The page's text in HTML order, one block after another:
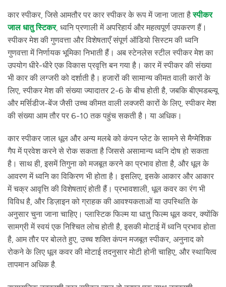
कार स्पीकर, जिसे आमतौर पर कार स्पीकर के रूप में जाना जाता हैस्पीकर
जाल धातु स्टिकर, ध्वनि प्रणाली में अपरिहार्य और महत्वपूर्ण उपकरण हैं।
स्पीकर मेश की गुणवत्ता और विशेषताएँ संपूर्ण ऑडियो सिस्टम की ध्वनि
गुणवत्ता में निर्णायक भूमिका निभाती हैं। अब स्टेनलेस स्टील स्पीकर मेश का
उपयोग धीरे-धीरे एक विकास प्रवृत्ति बन गया है। कार में स्पीकर की संख्या
भी कार की लग्जरी को दर्शाती है। हजारों की सामान्य कीमत वाली कारों के
लिए, स्पीकर मेश की संख्या ज्यादातर 2-6 के बीच होती है, जबकि बीएमडब्ल्यू
और मर्सिडीज-बेंज जैसी उच्च कीमत वाली लक्जरी कारों के लिए, स्पीकर मेश
की संख्या आम तौर पर 6-10 तक पहुंच सकती है। या अधिक।
कार स्पीकर जाल धूल और अन्य मलबे को कंपन प्लेट के सामने से मैग्मेशिक
गैप में प्रवेश करने से रोक सकता है जिससे असामान्य ध्वनि दोष हो सकता
है। साथ ही, इसमें तिगुना को मजबूत करने का प्रभाव होता है, और धूल के
आवरण में ध्वनि का विकिरण भी होता है। इसलिए, इसके आकार और आकार
में चक्र आवृत्ति की विशेषताएं होती हैं। प्रभावशाली, धूल कवर का रंग भी
विविध है, और डिज़ाइन को ग्राहक की आवश्यकताओं या उपस्थिति के
अनुसार चुना जाना चाहिए। प्लास्टिक फिल्म या धातु फिल्म धूल कवर, क्योंकि
सामग्री में स्वयं एक निश्चित लोच होती है, इसकी मोटाई में ध्वनि प्रभाव होता
है, आम तौर पर बोलते हुए, उच्च शक्ति कंपन मजबूत स्पीकर, अनुनाद को
रोकने के लिए धूल कवर की मोटाई तदनुसार मोटी होनी चाहिए, और स्थायित्व
तापमान अधिक है.